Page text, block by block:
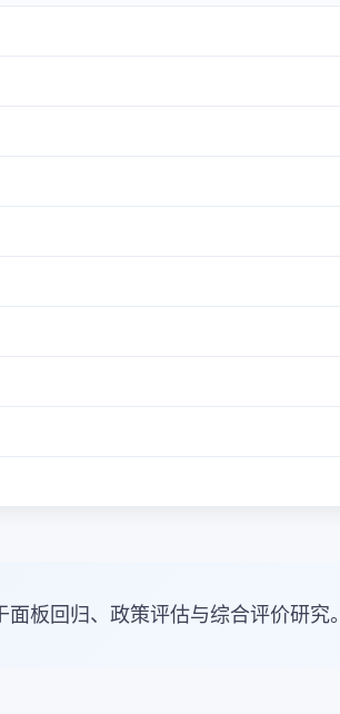
板回归、政策评估与综合评价研究。